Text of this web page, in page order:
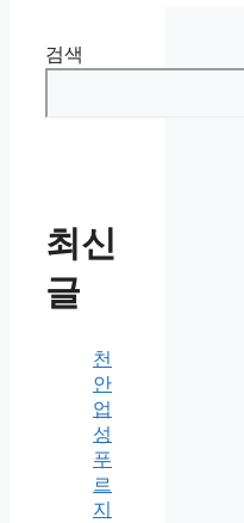
검색
최신
글
천
안
업
성
푸
르
지